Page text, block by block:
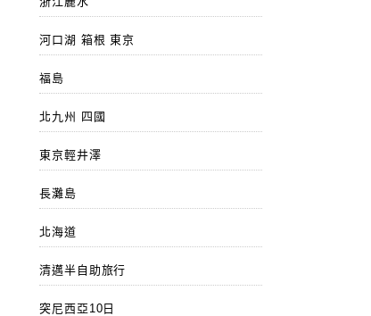
河口湖 箱根 東京
福島
北九州 四國
東京輕井澤
長灘島
北海道
清邁半自助旅行
突尼西亞10日